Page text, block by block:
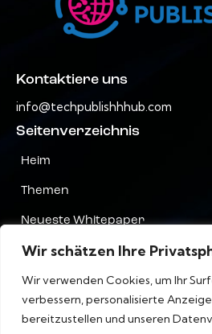
Wir schätzen Ihre
Wir verwenden Cookies, um Ihr
verbessern, personalisierte
bereitzustellen und unseren
Kontaktiere uns
info@techpublishhhub.com
Seitenverzeichnis
Heim
Themen
Neueste Whitepaper
Unternehmen AZ
Kontaktiere uns